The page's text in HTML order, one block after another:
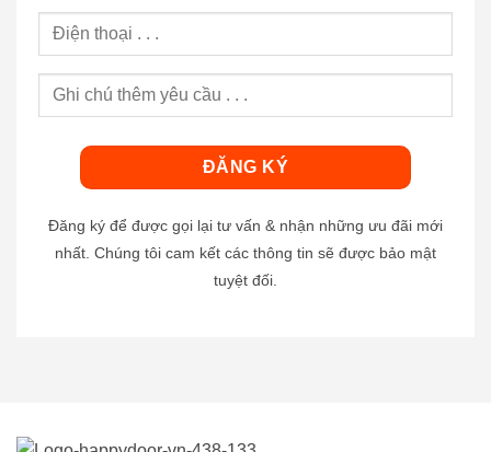
Đăng ký để được gọi lại tư vấn & nhận những ưu đãi mới
nhất. Chúng tôi cam kết các thông tin sẽ được bảo mật
tuyệt đối.